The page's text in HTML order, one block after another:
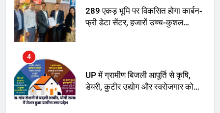
289 एकड़ भूमि पर विकसित होगा कार्बन-
फ्री डेटा सेंटर, हजारों उच्च-कुशल
4
UP में ग्रामीण बिजली आपूर्ति से कृषि,
डेयरी, कुटीर उद्योग और स्वरोजगार को